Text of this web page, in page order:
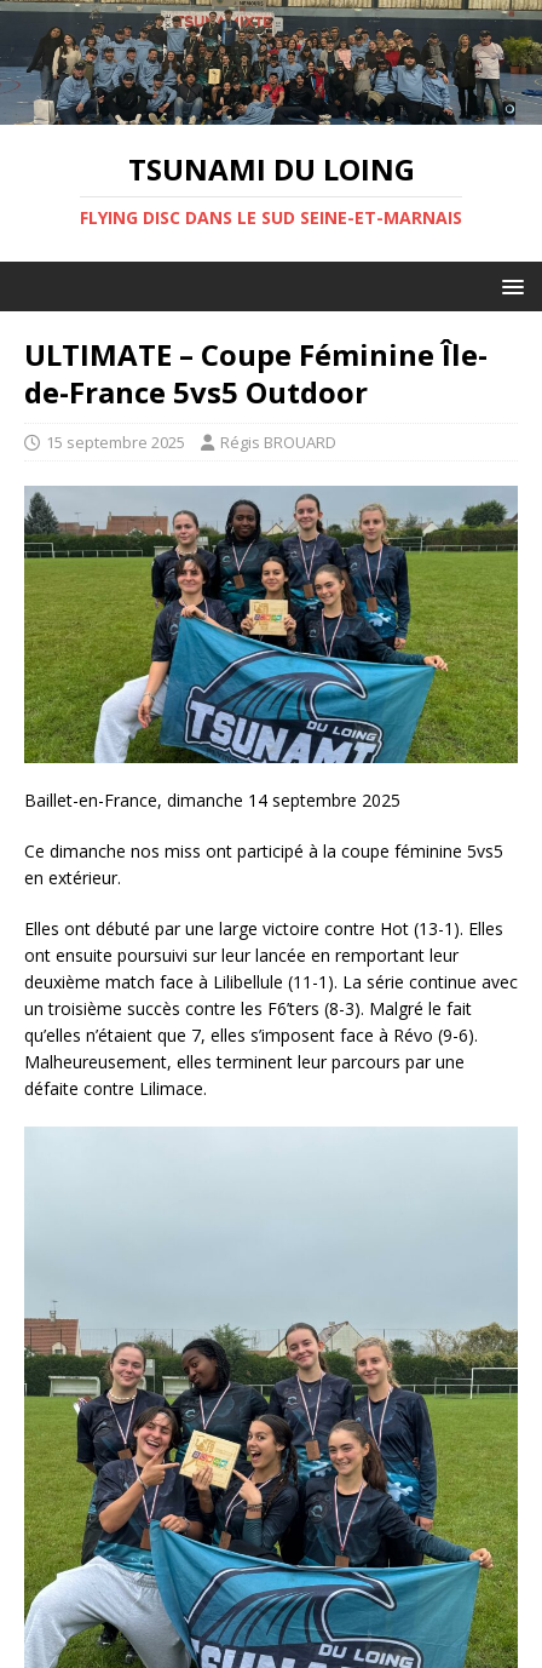
TSUNAMI DU LOING
FLYING DISC DANS LE SUD SEINE-ET-MARNAIS
ULTIMATE – Coupe Féminine Île-
de-France 5vs5 Outdoor
15 septembre 2025 Régis BROUARD
Baillet-en-France, dimanche 14 septembre 2025
Ce dimanche nos miss ont participé à la coupe féminine 5vs5
en extérieur.
Elles ont débuté par une large victoire contre Hot (13-1). Elles
ont ensuite poursuivi sur leur lancée en remportant leur
deuxième match face à Lilibellule (11-1). La série continue avec
un troisième succès contre les F6’ters (8-3). Malgré le fait
qu’elles n’étaient que 7, elles s’imposent face à Révo (9-6).
Malheureusement, elles terminent leur parcours par une
défaite contre Lilimace.